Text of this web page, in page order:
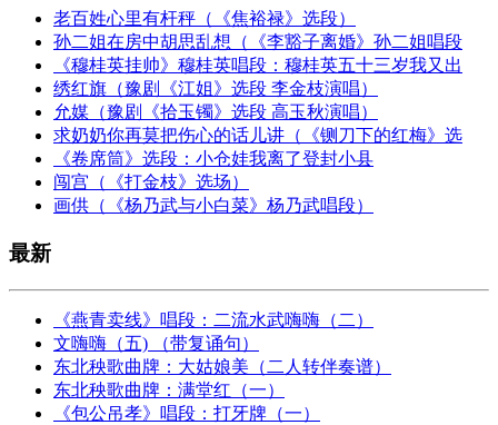
老百姓心里有杆秤（《焦裕禄》选段）
孙二姐在房中胡思乱想（《李豁子离婚》孙二姐唱段
《穆桂英挂帅》穆桂英唱段：穆桂英五十三岁我又出
绣红旗（豫剧《江姐》选段 李金枝演唱）
允媒（豫剧《拾玉镯》选段 高玉秋演唱）
求奶奶你再莫把伤心的话儿讲（《铡刀下的红梅》选
《卷席筒》选段：小仓娃我离了登封小县
闯宫（《打金枝》选场）
画供（《杨乃武与小白菜》杨乃武唱段）
最新
《燕青卖线》唱段：二流水武嗨嗨（二）
文嗨嗨（五) （带复诵句）
东北秧歌曲牌：大姑娘美（二人转伴奏谱）
东北秧歌曲牌：满堂红（一）
《包公吊孝》唱段：打牙牌（一）